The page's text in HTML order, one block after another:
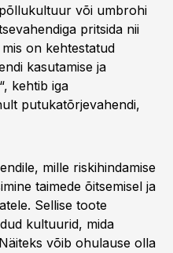
või umbrohi
pritsida nii
on kehtestatud
kasutamise ja
kehtib iga
putukatõrjevahendi,
mille riskihindamise
taimede õitsemisel ja
Sellise toote
kultuurid, mida
võib ohulause olla